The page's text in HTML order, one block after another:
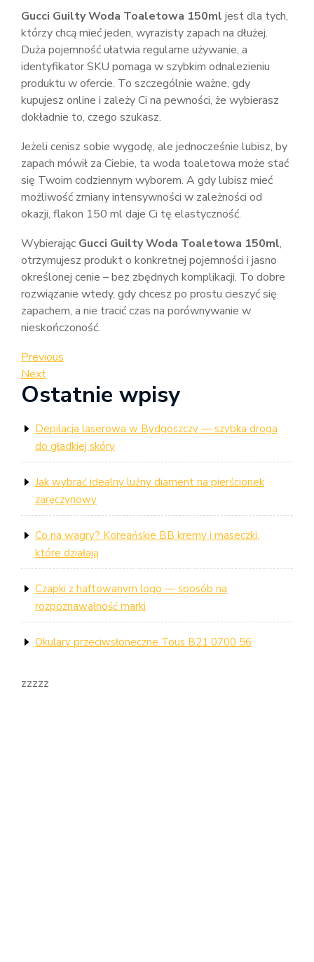
Gucci Guilty Woda Toaletowa 150ml jest dla tych,
którzy chcą mieć jeden, wyrazisty zapach na dłużej.
Duża pojemność ułatwia regularne używanie, a
identyfikator SKU pomaga w szybkim odnalezieniu
produktu w ofercie. To szczególnie ważne, gdy
kupujesz online i zależy Ci na pewności, że wybierasz
dokładnie to, czego szukasz.
Jeżeli cenisz sobie wygodę, ale jednocześnie lubisz, by
zapach mówił za Ciebie, ta woda toaletowa może stać
się Twoim codziennym wyborem. A gdy lubisz mieć
możliwość zmiany intensywności w zależności od
okazji, flakon 150 ml daje Ci tę elastyczność.
Wybierając Gucci Guilty Woda Toaletowa 150ml,
otrzymujesz produkt o konkretnej pojemności i jasno
określonej cenie – bez zbędnych komplikacji. To dobre
rozwiązanie wtedy, gdy chcesz po prostu cieszyć się
zapachem, a nie tracić czas na porównywanie w
nieskończoność.
Nawigacja
wpisu
Previous
Post
Previous
Next
Post
Next
Ostatnie wpisy
Depilacja laserowa w Bydgoszczy — szybka droga
do gładkiej skóry
Jak wybrać idealny luźny diament na pierścionek
zaręczynowy
Co na wagry? Koreańskie BB kremy i maseczki,
które działają
Czapki z haftowanym logo — sposób na
rozpoznawalność marki
Okulary przeciwsłoneczne Tous B21 0700 56
zzzzz